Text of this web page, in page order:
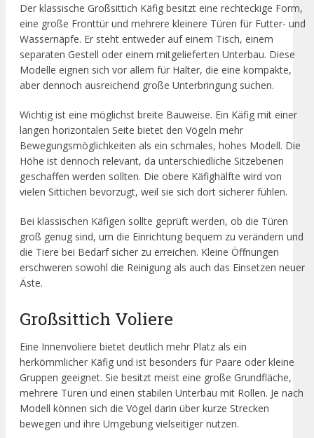
Der klassische Großsittich Käfig besitzt eine rechteckige Form,
eine große Fronttür und mehrere kleinere Türen für Futter- und
Wassernäpfe. Er steht entweder auf einem Tisch, einem
separaten Gestell oder einem mitgelieferten Unterbau. Diese
Modelle eignen sich vor allem für Halter, die eine kompakte,
aber dennoch ausreichend große Unterbringung suchen.
Wichtig ist eine möglichst breite Bauweise. Ein Käfig mit einer
langen horizontalen Seite bietet den Vögeln mehr
Bewegungsmöglichkeiten als ein schmales, hohes Modell. Die
Höhe ist dennoch relevant, da unterschiedliche Sitzebenen
geschaffen werden sollten. Die obere Käfighälfte wird von
vielen Sittichen bevorzugt, weil sie sich dort sicherer fühlen.
Bei klassischen Käfigen sollte geprüft werden, ob die Türen
groß genug sind, um die Einrichtung bequem zu verändern und
die Tiere bei Bedarf sicher zu erreichen. Kleine Öffnungen
erschweren sowohl die Reinigung als auch das Einsetzen neuer
Äste.
Großsittich Voliere
Eine Innenvoliere bietet deutlich mehr Platz als ein
herkömmlicher Käfig und ist besonders für Paare oder kleine
Gruppen geeignet. Sie besitzt meist eine große Grundfläche,
mehrere Türen und einen stabilen Unterbau mit Rollen. Je nach
Modell können sich die Vögel darin über kurze Strecken
bewegen und ihre Umgebung vielseitiger nutzen.